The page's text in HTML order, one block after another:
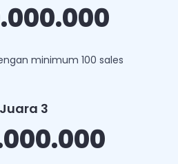
minimum 100 sales
Juara 3